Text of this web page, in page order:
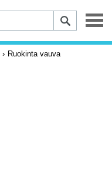
Ruokinta vauva